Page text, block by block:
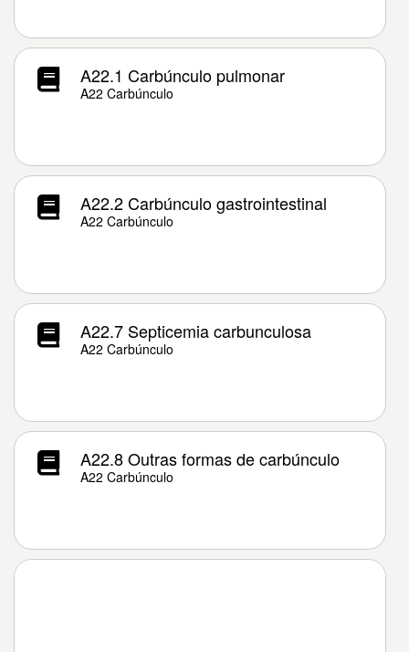
A22.1 Carbúnculo pulmonar
A22 Carbúnculo
A22.2 Carbúnculo gastrointestinal
A22 Carbúnculo
A22.7 Septicemia carbunculosa
A22 Carbúnculo
A22.8 Outras formas de carbúnculo
A22 Carbúnculo